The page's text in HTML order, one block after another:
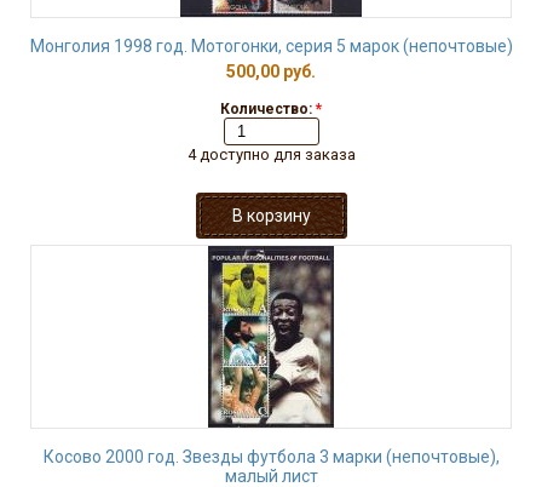
Монголия 1998 год. Мотогонки, серия 5 марок (непочтовые)
500,00 руб.
Количество: *
4 доступно для заказа
Косово 2000 год. Звезды футбола 3 марки (непочтовые),
малый лист